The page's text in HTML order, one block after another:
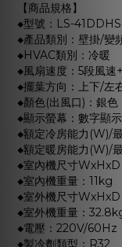
【商品規格】
◆型號：LS-41DDHS
◆產品類別：壁掛/變
◆HVAC類別：冷暖
◆風扇速度：5段風速
◆擺葉方向：上下/左
◆顏色(出風口)：銀色
◆顯示螢幕：數字顯示
◆額定冷房能力(W)/
◆額定暖房能力(W)/
◆室內機尺寸
◆室內機重量：11kg
◆室外機尺寸
◆室外機重量：
◆電壓：220V/60Hz
◆製冷劑類型：R32